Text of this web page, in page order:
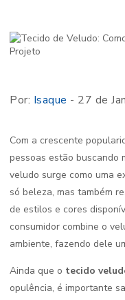
Por: Isaque - 27 de
Com a crescente
pessoas estão buscando
veludo surge como uma
só beleza, mas também
de estilos e cores
consumidor combine o
ambiente, fazendo dele
Ainda que o tecido
opulência, é importante